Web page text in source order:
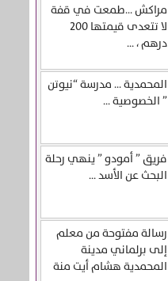
مراكش …طمعت في قفة
لا تتعدى قيمتها 200
درهم ، ...
المحمدية … مدرسة “نيوتن
” الخصوصية ...
فريق ” أمودو ” ينهي رحلة
البحث عن الأسد ...
رسالة مفتوحة من معلم
إلى برلماني مدينة
المحمدية هشام أيت منة